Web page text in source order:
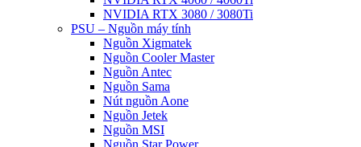
NVIDIA RTX 3080 / 3080Ti
PSU – Nguồn máy tính
Nguồn Xigmatek
Nguồn Cooler Master
Nguồn Antec
Nguồn Sama
Nút nguồn Aone
Nguồn Jetek
Nguồn MSI
Nguồn Star Power